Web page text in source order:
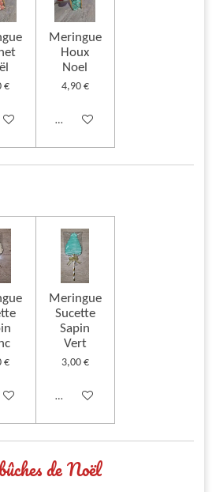
€
au panier
Meringue
Houx
Noel
4,90 €
Ajouter au panier
€
au panier
Meringue
Sucette
Sapin
Vert
3,00 €
Ajouter au panier
de Noël